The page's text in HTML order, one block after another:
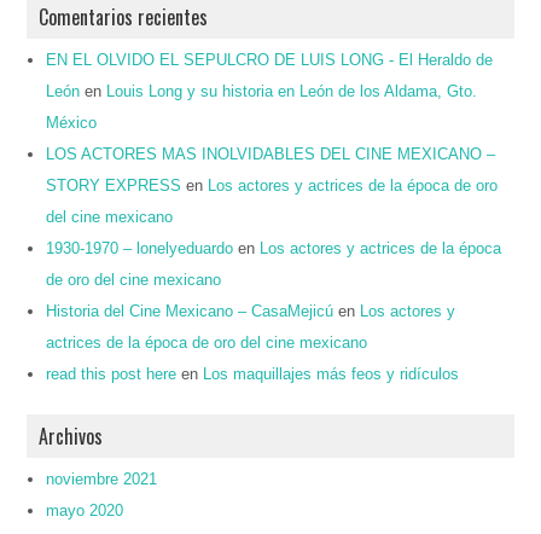
Comentarios recientes
EN EL OLVIDO EL SEPULCRO DE LUIS LONG - El Heraldo de
León en
Louis Long y su historia en León de los Aldama, Gto.
México
LOS ACTORES MAS INOLVIDABLES DEL CINE MEXICANO –
STORY EXPRESS en
Los actores y actrices de la época de oro
del cine mexicano
1930-1970 – lonelyeduardo en
Los actores y actrices de la época
de oro del cine mexicano
Historia del Cine Mexicano – CasaMejicú en
Los actores y
actrices de la época de oro del cine mexicano
read this post here en Los maquillajes más feos y ridículos
Archivos
noviembre 2021
mayo 2020